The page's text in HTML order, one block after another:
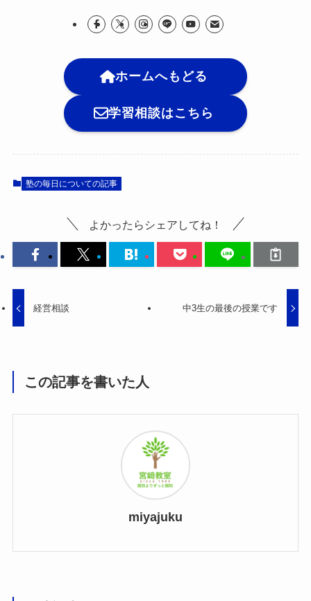
ホームへもどる
学習相談はこちら
塾の毎日についての記事
よかったらシェアしてね！
経営相談 中3生の最後の授業です
この記事を書いた人
miyajuku